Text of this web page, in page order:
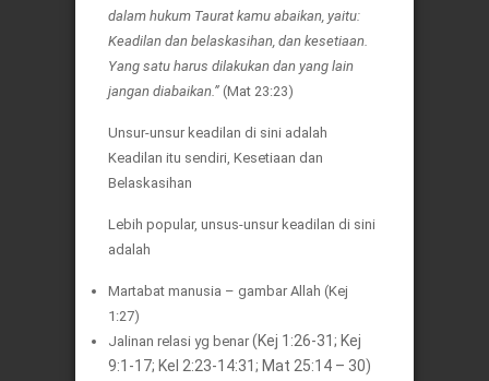
dalam hukum Taurat kamu abaikan, yaitu:
Keadilan dan belaskasihan, dan kesetiaan.
Yang satu harus dilakukan dan yang lain
jangan diabaikan.” (Mat 23:23)
Unsur-unsur keadilan di sini adalah
Keadilan itu sendiri, Kesetiaan dan
Belaskasihan
Lebih popular, unsus-unsur keadilan di sini
adalah
Martabat manusia – gambar Allah (Kej
1:27)
Jalinan relasi yg benar (Kej 1:26-31; Kej
9:1-17; Kel 2:23-14:31; Mat 25:14 – 30)